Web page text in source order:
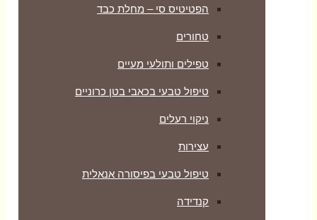
הפטיטיס סי – מחלת כבד
טחורים
טפילים ותולעי מעיים
טיפול טבעי בכאבי בטן כרוניים
ניקוי רעלים
עצירות
טיפול טבעי בפיסורה אנאלית
קנדידה